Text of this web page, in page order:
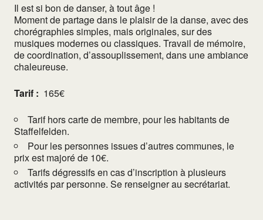
Il est si bon de danser, à tout âge !
Moment de partage dans le plaisir de la danse, avec des
chorégraphies simples, mais originales, sur des
musiques modernes ou classiques. Travail de mémoire,
de coordination, d’assouplissement, dans une ambiance
chaleureuse.
Tarif : 165€
Tarif hors carte de membre, pour les habitants de
Staffelfelden.
Pour les personnes issues d’autres communes, le
prix est majoré de 10€.
Tarifs dégressifs en cas d’inscription à plusieurs
activités par personne. Se renseigner au secrétariat.